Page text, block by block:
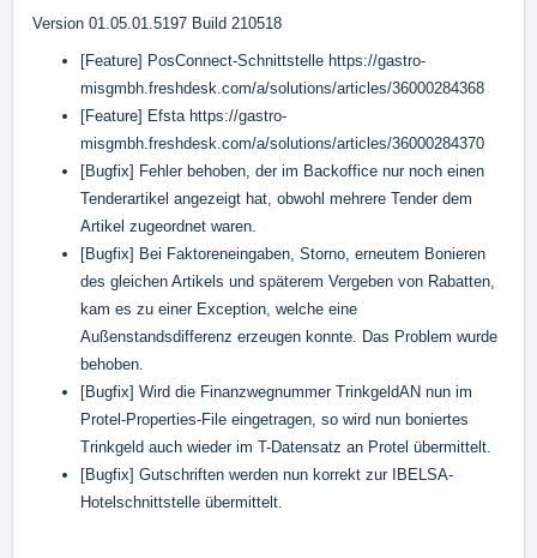
Version 01.05.01.5197 Build 210518
[Feature] PosConnect-Schnittstelle https://gastro-
misgmbh.freshdesk.com/a/solutions/articles/36000284368
[Feature] Efsta https://gastro-
misgmbh.freshdesk.com/a/solutions/articles/36000284370
[Bugfix] Fehler behoben, der im Backoffice nur noch einen
Tenderartikel angezeigt hat, obwohl mehrere Tender dem
Artikel zugeordnet waren.
[Bugfix] Bei Faktoreneingaben, Storno, erneutem Bonieren
des gleichen Artikels und späterem Vergeben von Rabatten,
kam es zu einer Exception, welche eine
Außenstandsdifferenz erzeugen konnte. Das Problem wurde
behoben.
[Bugfix] Wird die Finanzwegnummer TrinkgeldAN nun im
Protel-Properties-File eingetragen, so wird nun boniertes
Trinkgeld auch wieder im T-Datensatz an Protel übermittelt.
[Bugfix] Gutschriften werden nun korrekt zur IBELSA-
Hotelschnittstelle übermittelt.